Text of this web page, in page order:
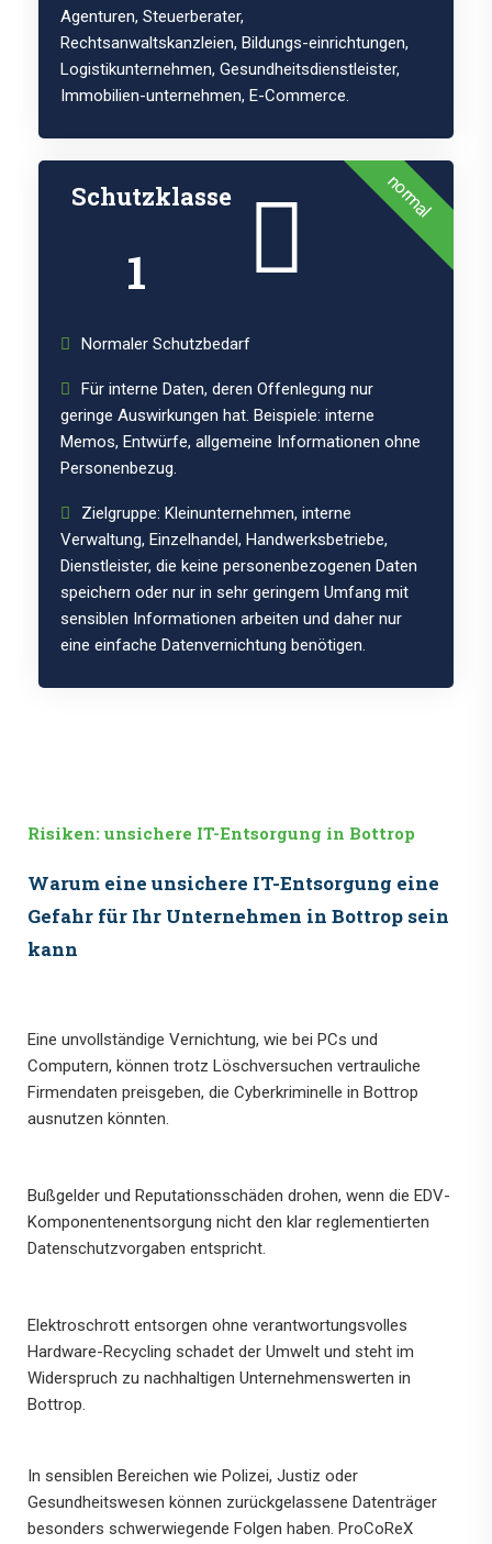
Agenturen, Steuerberater,
Rechtsanwaltskanzleien, Bildungs-einrichtungen,
Logistikunternehmen, Gesundheitsdienstleister,
Immobilien-unternehmen, E-Commerce.
normal
Schutzklasse
1
Normaler Schutzbedarf
Für interne Daten, deren Offenlegung nur
geringe Auswirkungen hat. Beispiele: interne
Memos, Entwürfe, allgemeine Informationen ohne
Personenbezug.
Zielgruppe: Kleinunternehmen, interne
Verwaltung, Einzelhandel, Handwerksbetriebe,
Dienstleister, die keine personenbezogenen Daten
speichern oder nur in sehr geringem Umfang mit
sensiblen Informationen arbeiten und daher nur
eine einfache Datenvernichtung benötigen.
Risiken: unsichere IT-Entsorgung in Bottrop
Warum eine unsichere IT-Entsorgung eine
Gefahr für Ihr Unternehmen in Bottrop sein
kann
Eine unvollständige Vernichtung, wie bei PCs und
Computern, können trotz Löschversuchen vertrauliche
Firmendaten preisgeben, die Cyberkriminelle in Bottrop
ausnutzen könnten.
Bußgelder und Reputationsschäden drohen, wenn die EDV-
Komponentenentsorgung nicht den klar reglementierten
Datenschutzvorgaben entspricht.
Elektroschrott entsorgen ohne verantwortungsvolles
Hardware-Recycling schadet der Umwelt und steht im
Widerspruch zu nachhaltigen Unternehmenswerten in
Bottrop.
In sensiblen Bereichen wie Polizei, Justiz oder
Gesundheitswesen können zurückgelassene Datenträger
besonders schwerwiegende Folgen haben. ProCoReX